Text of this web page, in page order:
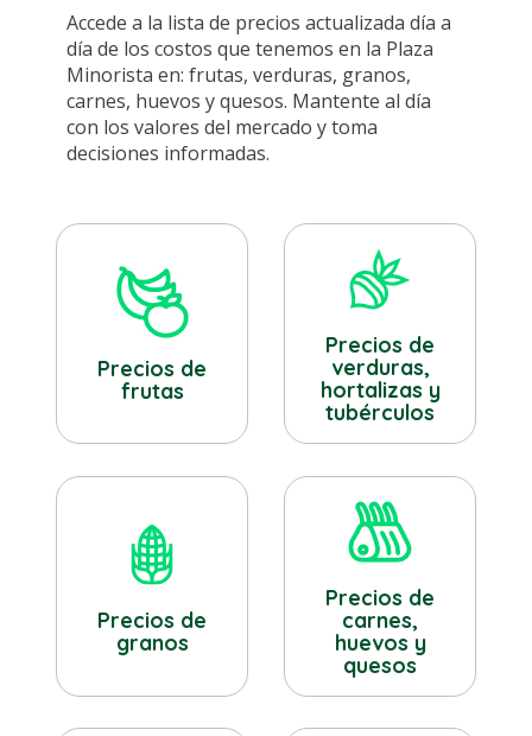
Accede a la lista de precios actualizada día a
día de los costos que tenemos en la Plaza
Minorista en: frutas, verduras, granos,
carnes, huevos y quesos. Mantente al día
con los valores del mercado y toma
decisiones informadas.
Precios de
frutas
Precios de
verduras,
hortalizas y
tubérculos
Precios de
granos
Precios de
carnes,
huevos y
quesos